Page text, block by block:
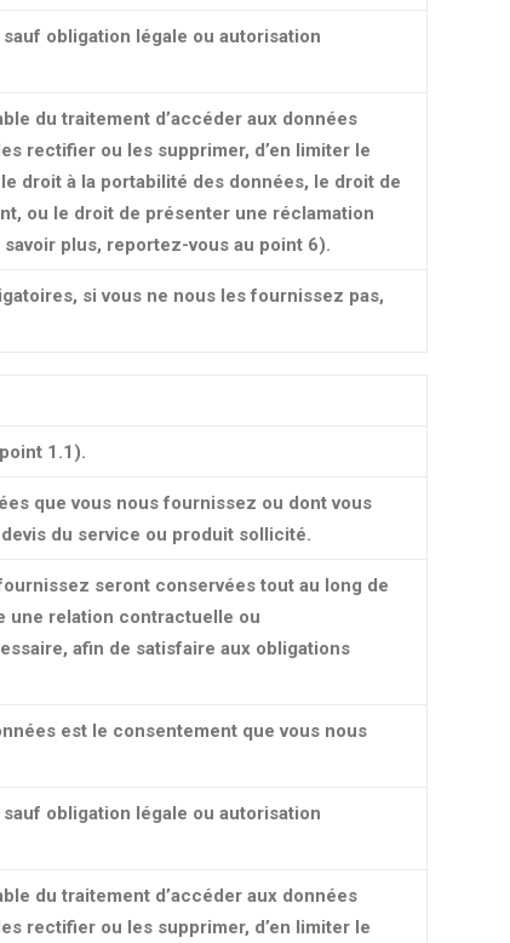
obligation légale ou autorisation
du traitement d’accéder aux données
rectifier ou les supprimer, d’en limiter le
droit à la portabilité des données, le droit de
ou le droit de présenter une réclamation
plus, reportez-vous au point 6).
si vous ne nous les fournissez pas,
1.1).
que vous nous fournissez ou dont vous
du service ou produit sollicité.
seront conservées tout au long de
une relation contractuelle ou
afin de satisfaire aux obligations
est le consentement que vous nous
obligation légale ou autorisation
du traitement d’accéder aux données
rectifier ou les supprimer, d’en limiter le